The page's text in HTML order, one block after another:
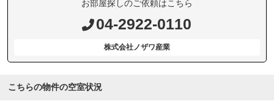
お部屋探しのご依頼はこちら
04-2922-0110
株式会社ノザワ産業
こちらの物件の空室状況